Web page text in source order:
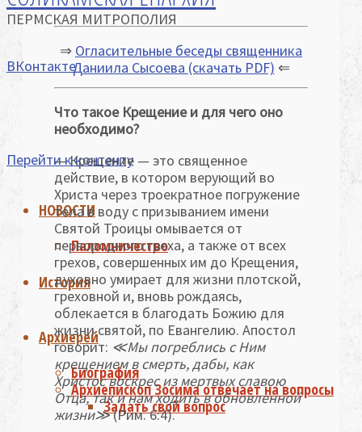
ПЕРМСКАЯ МИТРОПОЛИЯ
ВКонтакте
Перейти к контенту
НОВОСТИ
Паломничество
История
Архиерей
Биография
Архиепископ Зосима отвечает на вопросы
Задать свой вопрос
⇒ Огласительные беседы священника
Даниила Сысоева (скачать PDF) ⇐
Что такое Крещение и для чего оно
необходимо?
— Крещение — это священное
действие, в котором верующий во
Христа через троекратное погружение
тела в воду с призыванием имени
Святой Троицы омывается от
первородного греха, а также от всех
грехов, совершенных им до Крещения,
духовно умирает для жизни плотской,
греховной и, вновь рождаясь,
облекается в благодать Божию для
жизни святой, по Евангелию. Апостол
говорит: ≪Мы погреблись с Ним
крещением в смерть, дабы, как
Христос воскрес из мертвых славою
Отца, так и нам ходить в обновленной
жизни≫(Рим. 6:4).